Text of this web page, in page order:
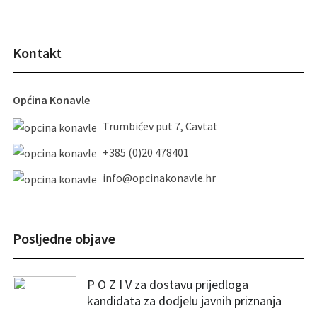
Kontakt
Općina Konavle
Trumbićev put 7, Cavtat
+385 (0)20 478401
info@opcinakonavle.hr
Posljedne objave
P O Z I V za dostavu prijedloga
kandidata za dodjelu javnih priznanja